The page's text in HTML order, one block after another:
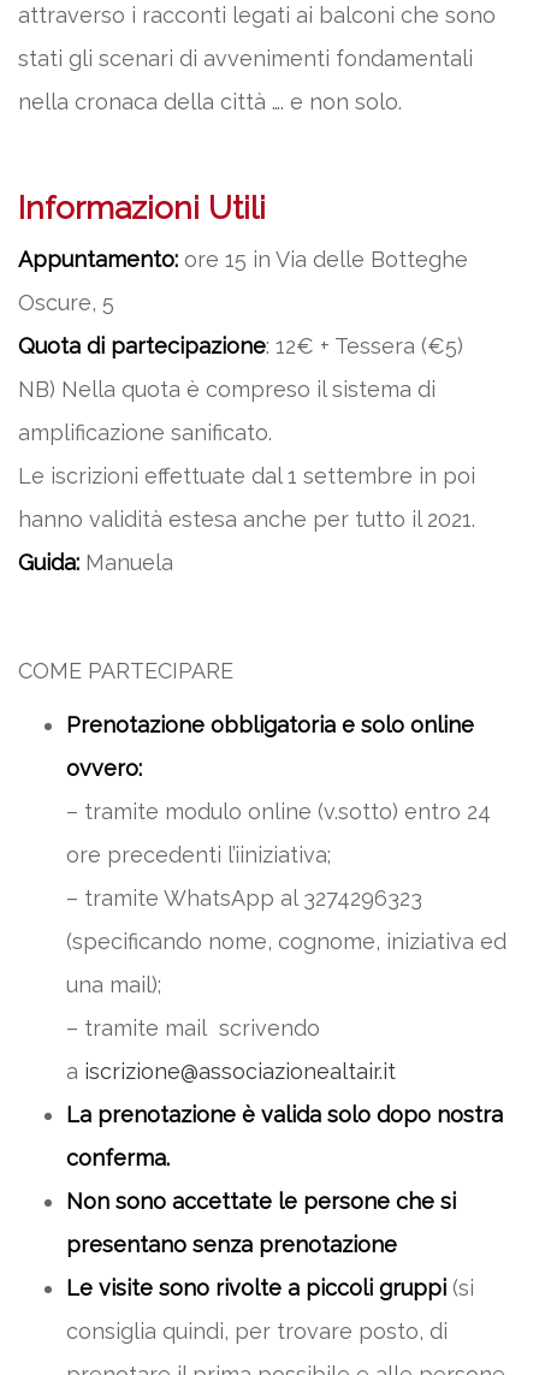
attraverso i racconti legati ai balconi che sono
stati gli scenari di avvenimenti fondamentali
nella cronaca della città …. e non solo.
Informazioni Utili
Appuntamento: ore 15 in Via delle Botteghe
Oscure, 5
Quota di partecipazione: 12€ + Tessera (€5)
NB) Nella quota è compreso il sistema di
amplificazione sanificato.
Le iscrizioni effettuate dal 1 settembre in poi
hanno validità estesa anche per tutto il 2021.
Guida: Manuela
COME PARTECIPARE
Prenotazione obbligatoria e solo online
ovvero:
– tramite modulo online (v.sotto) entro 24
ore precedenti l’iiniziativa;
– tramite WhatsApp al 3274296323
(specificando nome, cognome, iniziativa ed
una mail);
– tramite mail scrivendo
a iscrizione@associazionealtair.it
La prenotazione è valida solo dopo nostra
conferma.
Non sono accettate le persone che si
presentano senza prenotazione
Le visite sono rivolte a piccoli gruppi (si
consiglia quindi, per trovare posto, di